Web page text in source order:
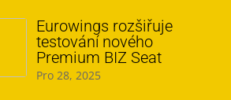
Eurowings rozšiřuje
testování nového
Premium BIZ Seat
Pro 28, 2025